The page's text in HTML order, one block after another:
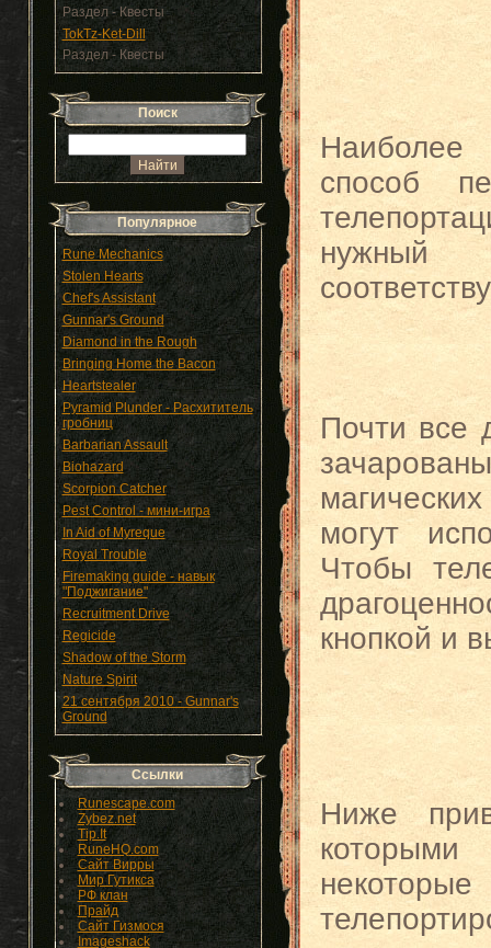
Раздел - Квесты
TokTz-Ket-Dill
Раздел - Квесты
Поиск
Популярное
Rune Mechanics
Stolen Hearts
Chef's Assistant
Gunnar's Ground
Diamond in the Rough
Bringing Home the Bacon
Heartstealer
Pyramid Plunder - Расхититель
гробниц
Barbarian Assault
Biohazard
Scorpion Catcher
Pest Control - мини-игра
In Aid of Myreque
Royal Trouble
Firemaking guide - навык
"Поджигание"
Recruitment Drive
Regicide
Shadow of the Storm
Nature Spirit
21 сентября 2010 - Gunnar's
Ground
Ссылки
Runescape.com
Zybez.net
Tip.It
RuneHQ.com
Сайт Вирры
Мир Гутикса
РФ клан
Прайд
Сайт Гизмося
Imageshack
Наиболее
способ
нужный
Почти все
могут
Чтобы
кнопкой и
Ниже